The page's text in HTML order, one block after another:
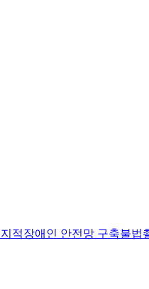
지적장애인 안전망 구축불법